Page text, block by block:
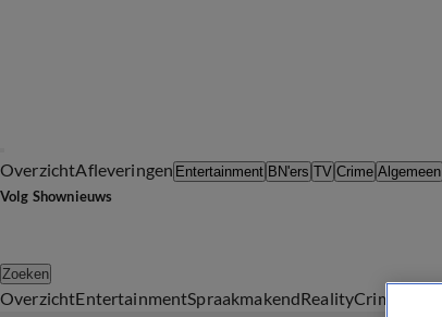
OverzichtAfleveringen Entertainment BN'ers TV Crime Algemeen
Volg Shownieuws
Zoeken
OverzichtEntertainmentSpraakmakendRealityCrime